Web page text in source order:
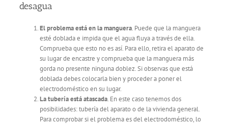
desagua
El problema está en la manguera. Puede que la manguera
esté doblada e impida que el agua fluya a través de ella.
Comprueba que esto no es así. Para ello, retira el aparato de
su lugar de encastre y comprueba que la manguera más
gorda no presente ninguna doblez. Si observas que está
doblada debes colocarla bien y proceder a poner el
electrodoméstico en su lugar.
La tubería está atascada. En este caso tenemos dos
posibilidades: tubería del aparato o de la vivienda general.
Para comprobar si el problema es del electrodoméstico, lo